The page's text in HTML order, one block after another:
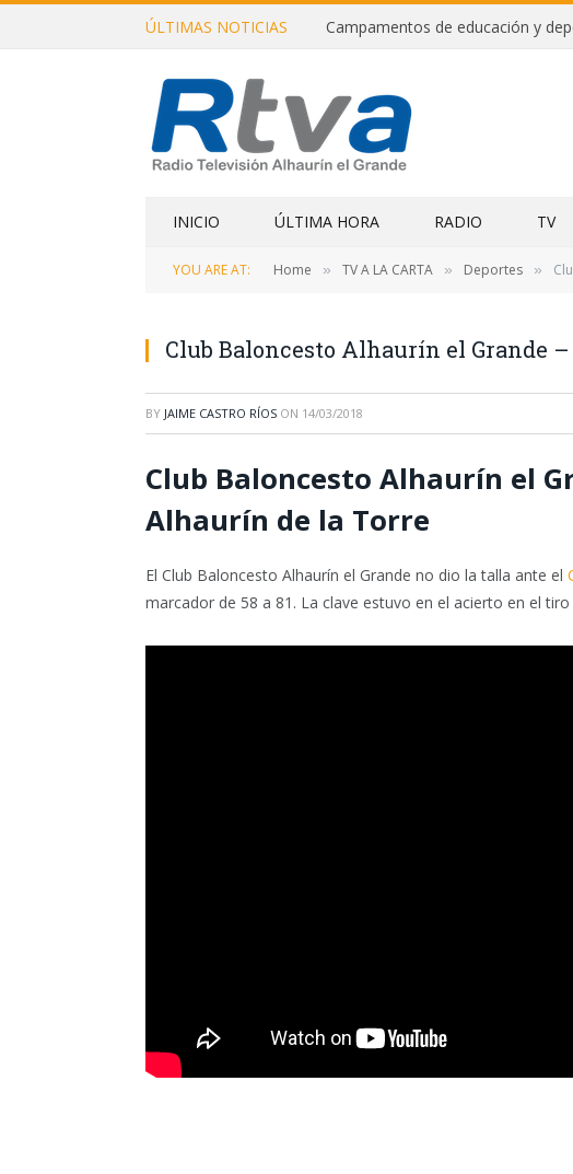
ÚLTIMAS NOTICIAS
INICIO ÚLTIMA HORA RADIO TV
YOU ARE AT: Home » TV A LA CARTA » Deportes »
Club Baloncesto Alhaurín el Grande
BY JAIME CASTRO RÍOS ON 14/03/2018
Club Baloncesto Alhaurín el
Alhaurín de la Torre
El Club Baloncesto Alhaurín el Grande no dio la talla ante el
marcador de 58 a 81. La clave estuvo en el acierto en el